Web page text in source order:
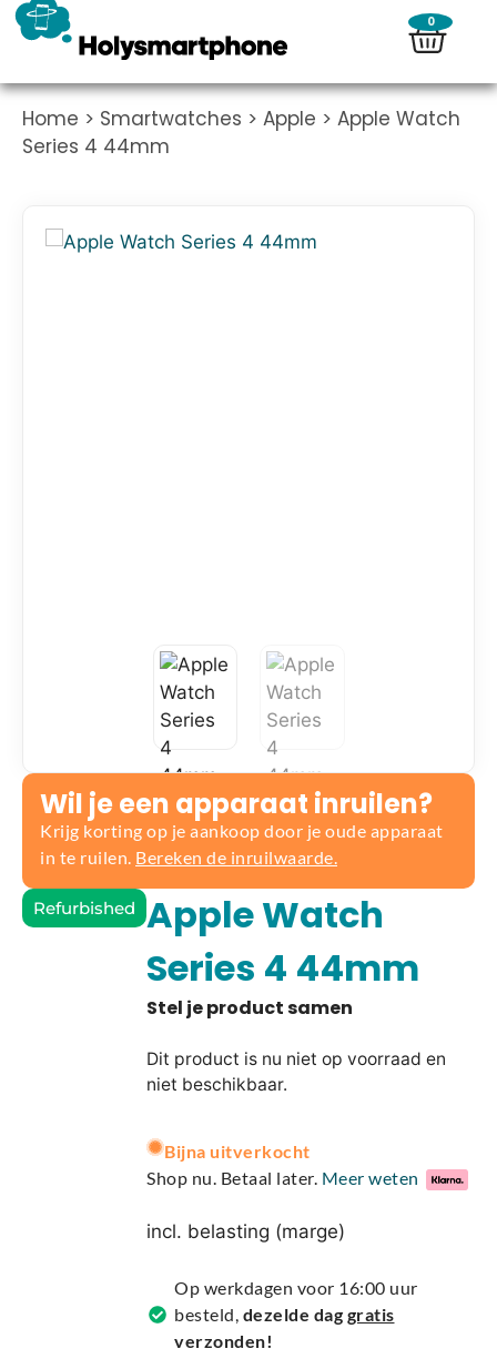
0
Home > Smartwatches > Apple > Apple Watch
Series 4 44mm
Wil je een apparaat inruilen?
Krijg korting op je aankoop door je oude apparaat
in te ruilen. Bereken de inruilwaarde.
Refurbished Apple Watch
Series 4 44mm
Dit product is nu niet op voorraad en
niet beschikbaar.
A
t
e
a
Bijna uitverkocht
Shop nu. Betaal later. Meer weten
incl. belasting (marge)
Op werkdagen voor 16:00 uur
besteld, dezelde dag gratis
verzonden!